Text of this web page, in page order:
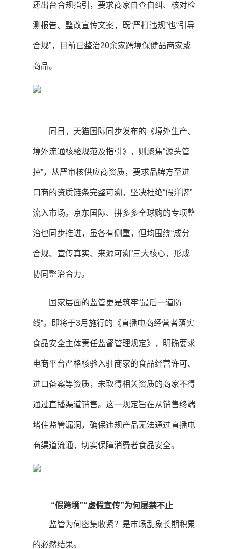
还出台合规指引，要求商家自查自纠、核对检
测报告、整改宣传文案，既“严打违规”也“引导
合规”，目前已整治20余家跨境保健品商家或
商品。
同日，天猫国际同步发布的《境外生产、
境外流通核验规范及指引》，则聚焦“源头管
控”，从严审核供应商资质，要求品牌方至进
口商的资质链条完整可溯，坚决杜绝“假洋牌”
流入市场。京东国际、拼多多全球购的专项整
治也同步推进，虽各有侧重，但均围绕“成分
合规、宣传真实、来源可溯”三大核心，形成
协同整治合力。
国家层面的监管更是筑牢“最后一道防
线”。即将于3月施行的《直播电商经营者落实
食品安全主体责任监督管理规定》，明确要求
电商平台严格核验入驻商家的食品经营许可、
进口备案等资质，未取得相关资质的商家不得
通过直播渠道销售。这一规定旨在从销售终端
堵住监管漏洞，确保违规产品无法通过直播电
商渠道流通，切实保障消费者食品安全。
“假跨境”“虚假宣传”为何屡禁不止
监管为何密集收紧？是市场乱象长期积累
的必然结果。